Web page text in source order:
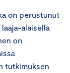
on perustunut
alaisella
on
tutkimuksen